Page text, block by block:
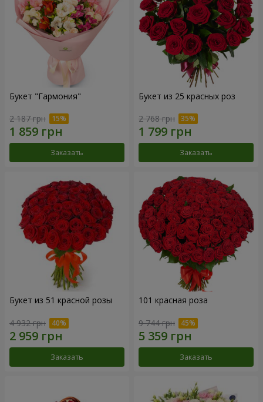
Букет "Гармония"
2 187 грн
Заказать
Букет из 25 красных роз
2 768 грн
Заказать
Букет из 51 красной розы
4 932 грн
Заказать
101 красная роза
9 744 грн
Заказать